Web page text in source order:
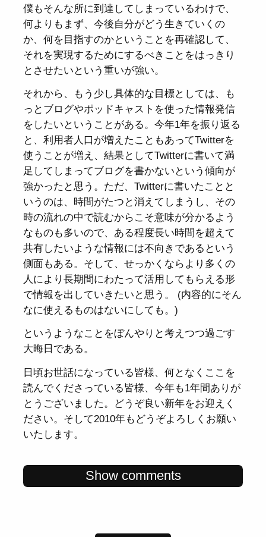
僕もそんな所に到達してしまっているわけで、
何よりもまず、今後自分がどう生きていくの
か、何を目指すのかということを再確認して、
それを実現するためにするべきことをはっきり
とさせたいという重いが強い。
それから、もう少し具体的な目標としては、も
っとブログやポッドキャストを使った情報発信
をしたいということがある。今年1年を振り返る
と、利用者人口が増えたこともあってTwitterを
使うことが増え、結果としてTwitterに書いて満
足してしまってブログを書かないという傾向が
強かったと思う。ただ、Twitterに書いたことと
いうのは、時間がたつと消えてしまうし、その
時の流れの中で読むからこそ意味が分かるよう
なものも多いので、ある程度長い時間を超えて
共有したいような情報には不向きであるという
側面もある。そして、せっかくならより多くの
人により長期間にわたって活用してもらえる形
で情報を出していきたいと思う。 (内容的にそん
なに使えるものはないにしても。)
というようなことをぼんやりと考えつつ過ごす
大晦日である。
日頃お世話になっている皆様、何となくここを
読んでくださっている皆様、今年も1年間ありが
とうございました。どうぞ良い新年をお迎えく
ださい。そして2010年もどうぞよろしくお願い
いたします。
Show comments